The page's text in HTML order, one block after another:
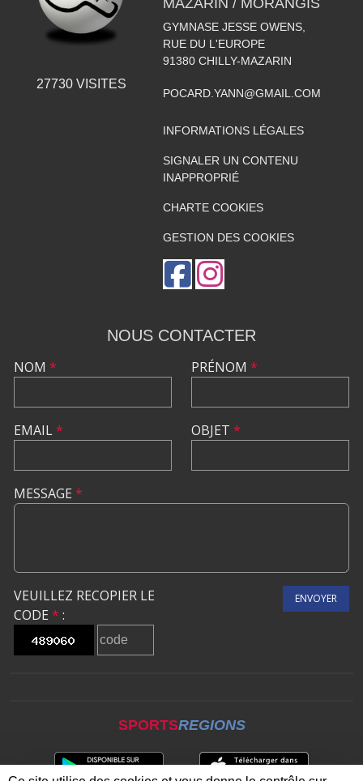
27730VISITES
MAZARIN / MORANGIS
GYMNASE JESSE OWENS,
RUE DU L'EUROPE
91380 CHILLY-MAZARIN
POCARD.YANN@GMAIL.COM
INFORMATIONS LÉGALES
SIGNALER UN CONTENU
INAPPROPRIÉ
CHARTE COOKIES
GESTION DES COOKIES
NOUS CONTACTER
NOM *
EMAIL*
PRÉNOM *
OBJET *
MESSAGE *
VEUILLEZ RECOPIER LE
CODE * :
ENVOYER
SPORTSREGIONS